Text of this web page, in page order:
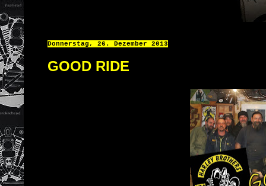
Donnerstag, 26. Dezember 2013
GOOD RIDE